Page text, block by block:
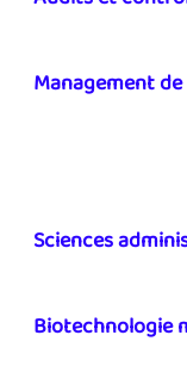
Management
Sciences
Biotechnologie